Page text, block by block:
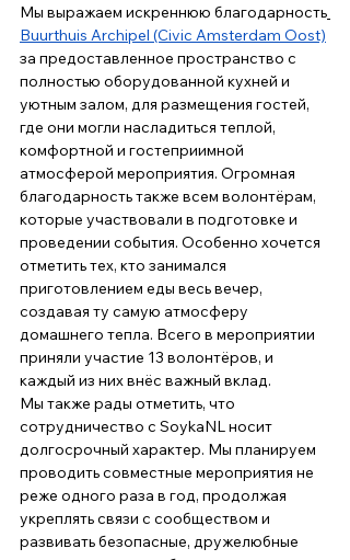
Мы выражаем искреннюю благодарность
Buurthuis Archipel (Civic Amsterdam Oost)
за предоставленное пространство с
полностью оборудованной кухней и
уютным залом, для размещения гостей,
где они могли насладиться теплой,
комфортной и гостеприимной
атмосферой мероприятия. Огромная
благодарность также всем волонтёрам,
которые участвовали в подготовке и
проведении события. Особенно хочется
отметить тех, кто занимался
приготовлением еды весь вечер,
создавая ту самую атмосферу
домашнего тепла. Всего в мероприятии
приняли участие 13 волонтёров, и
каждый из них внёс важный вклад.
Мы также рады отметить, что
сотрудничество с SoykaNL носит
долгосрочный характер. Мы планируем
проводить совместные мероприятия не
реже одного раза в год, продолжая
укреплять связи с сообществом и
развивать безопасные, дружелюбные